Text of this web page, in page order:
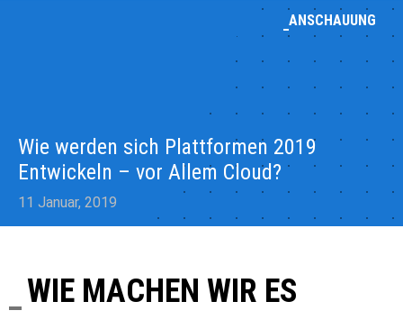
ANSCHAUUNG
Wie werden sich Plattformen 2019
Entwickeln – vor Allem Cloud?
11 Januar, 2019
WIE MACHEN WIR ES